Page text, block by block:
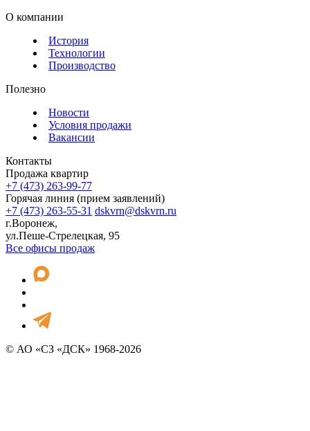
О компании
История
Технологии
Производство
Полезно
Новости
Условия продажи
Вакансии
Контакты
Продажа квартир
+7 (473) 263-99-77
Горячая линия (прием заявлений)
+7 (473) 263-55-31 dskvrn@dskvrn.ru
г.Воронеж,
ул.Пеше-Стрелецкая, 95
Все офисы продаж
© АО «СЗ «ДСК» 1968-2026